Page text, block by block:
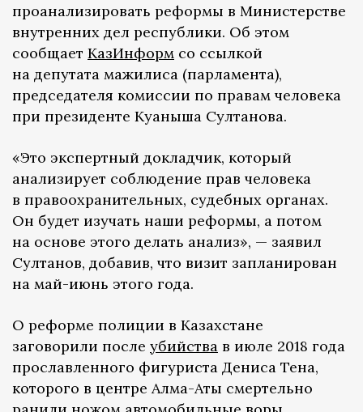
проанализировать реформы в Министерстве
внутренних дел республики. Об этом
сообщает КазИнформ со ссылкой
на депутата мажилиса (парламента),
председателя комиссии по правам человека
при президенте Куаныша Султанова.
«Это экспертный докладчик, который
анализирует соблюдение прав человека
в правоохранительных, судебных органах.
Он будет изучать наши реформы, а потом
на основе этого делать анализ», — заявил
Султанов, добавив, что визит запланирован
на май-июнь этого года.
О реформе полиции в Казахстане
заговорили после убийства в июле 2018 года
прославленного фигуриста Дениса Тена,
которого в центре Алма-Аты смертельно